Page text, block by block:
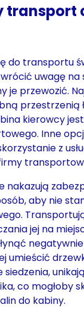
transport
do transportu
uwagę na
je przewozić.
przestrzenią
kierowcy
Inne
z
nakazują
aby nie
jej na
umieścić
siedzenia,
co mogłoby
do kabiny.